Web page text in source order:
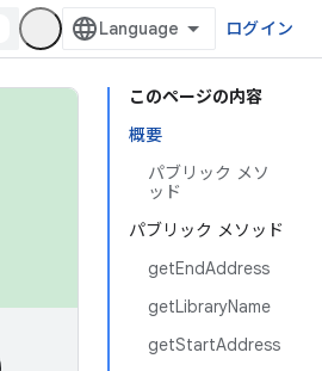
ログイン
このページの内容
概要
パブリック メソ
ッド
パブリック メソッド
getEndAddress
getLibraryName
getStartAddress